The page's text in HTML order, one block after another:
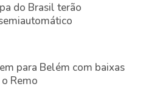
do Brasil terão
para Belém com baixas
Remo